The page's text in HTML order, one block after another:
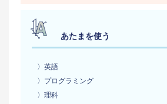
あたまを使う
〉英語
〉プログラミング
〉理科